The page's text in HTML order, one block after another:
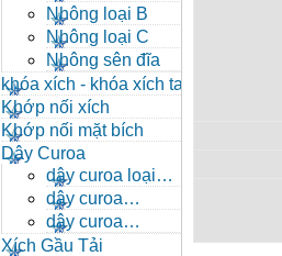
Nhông loại B
Nhông loại C
Nhông sên đĩa
khóa xích - khóa xích tai eo
- khóa xích công nghiệp
Khớp nối xích
Khớp nối mặt bích
Dây Curoa
dây curoa loại
A,B,C,D,E
dây curoa
SPZ,SPA,SPB,SPC
dây curoa
XPZ,XPA,XPB,XPC
Xích Gầu Tải